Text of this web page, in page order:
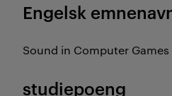
Engelsk
Sound in Computer
studiepoeng